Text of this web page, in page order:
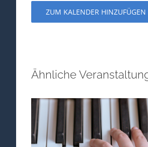
ZUM KALENDER HINZUFÜGEN
Ähnliche